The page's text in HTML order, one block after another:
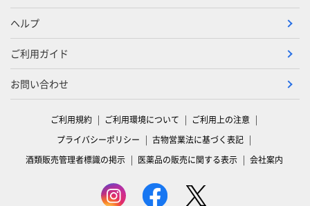
ヘルプ
ご利用ガイド
お問い合わせ
ご利用規約 ご利用環境について
ご利用上の注意
プライバシーポリシー
古物営業法に基づく表記
酒類販売管理者標識の掲示
医薬品の販売に関する表示 会社案内